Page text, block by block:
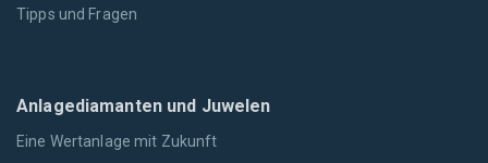
Tipps und Fragen
Anlagediamanten und Juwelen
Eine Wertanlage mit Zukunft